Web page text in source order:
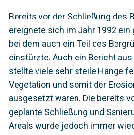
Bereits vor der Schließung des
ereignete sich im Jahr 1992 ein
bei dem auch ein Teil des
einstürzte. Auch ein Bericht
stellte viele sehr steile Hänge
Vegetation und somit der
ausgesetzt waren. Die bereits
geplante Schließung und
Areals wurde jedoch immer